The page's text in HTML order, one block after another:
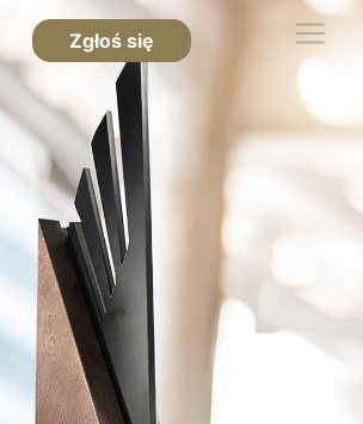
Zgłoś się